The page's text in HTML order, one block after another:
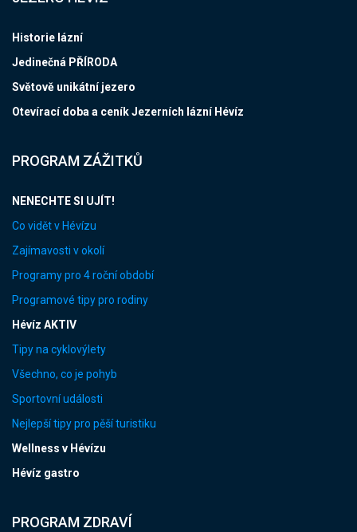
Historie lázní
Jedinečná PŘÍRODA
Světově unikátní jezero
Otevírací doba a ceník Jezerních lázní Hévíz
PROGRAM ZÁŽITKŮ
NENECHTE SI UJÍT!
Co vidět v Hévízu
Zajímavosti v okolí
Programy pro 4 roční období
Programové tipy pro rodiny
Hévíz AKTIV
Tipy na cyklovýlety
Všechno, co je pohyb
Sportovní události
Nejlepší tipy pro pěší turistiku
Wellness v Hévízu
Hévíz gastro
PROGRAM ZDRAVÍ